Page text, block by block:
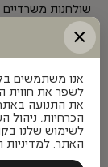
שולחנות משרדיים
שולחנות מנהלים
שולחנות לחדרי
שולחנות
×
לשפר את חווית
את התנועה
הכרחיות,
האתר.